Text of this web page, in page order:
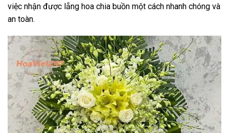
việc nhận được lẵng hoa chia buồn một cách nhanh chóng và
an toàn.